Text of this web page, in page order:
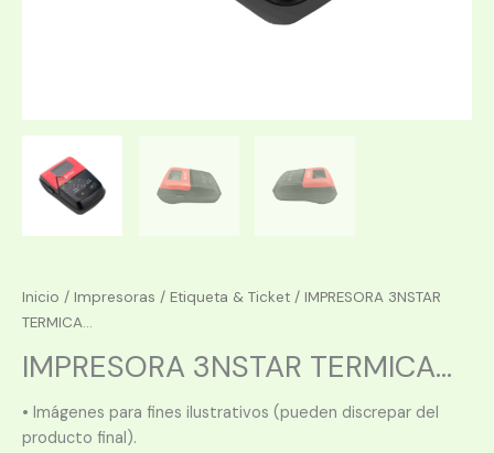
Inicio / Impresoras / Etiqueta & Ticket / IMPRESORA 3NSTAR
TERMICA...
IMPRESORA 3NSTAR TERMICA...
• Imágenes para fines ilustrativos (pueden discrepar del
producto final).